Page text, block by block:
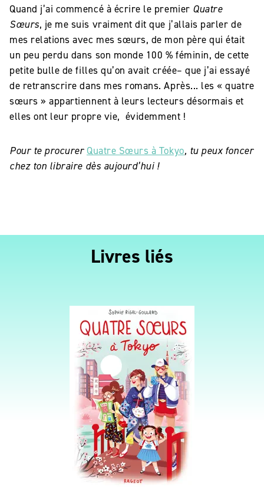
Quand j’ai commencé à écrire le premier Quatre
Sœurs, je me suis vraiment dit que j’allais parler de
mes relations avec mes sœurs, de mon père qui était
un peu perdu dans son monde 100 % féminin, de cette
petite bulle de filles qu’on avait créée– que j’ai essayé
de retranscrire dans mes romans. Après... les « quatre
sœurs » appartiennent à leurs lecteurs désormais et
elles ont leur propre vie, évidemment !
Pour te procurerQuatre Sœurs à Tokyo, tu peux foncer
chez ton libraire dès aujourd’hui !
Livres liés